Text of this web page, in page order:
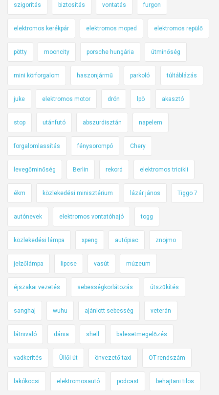
szigorítás biztosítás vontatás furgon
elektromos kerékpár elektromos moped elektromos repülő
pötty mooncity porsche hungária útminőség
mini körforgalom haszonjármű parkoló túltáblázás
juke elektromos motor drón lpö akasztó
stop utánfutó abszurdisztán napelem
forgalomlassítás fénysorompó Chery
levegőminőség Berlin rekord elektromos tricikli
ékm közlekedési minisztérium lázár jános Tiggo 7
autónevek elektromos vontatóhajó togg
közlekedési lámpa xpeng autópiac znojmo
jelzőlámpa lipcse vasút múzeum
éjszakai vezetés sebességkorlátozás útszűkítés
sanghaj wuhu ajánlott sebesség veterán
látnivaló dánia shell balesetmegelőzés
vadkerítés Üllői út önvezető taxi OT-rendszám
lakókocsi elektromosautó podcast behajtani tilos